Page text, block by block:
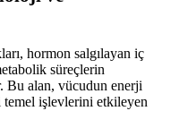
hormon salgılayan iç
süreçlerin
Bu alan, vücudun enerji
temel işlevlerini etkileyen